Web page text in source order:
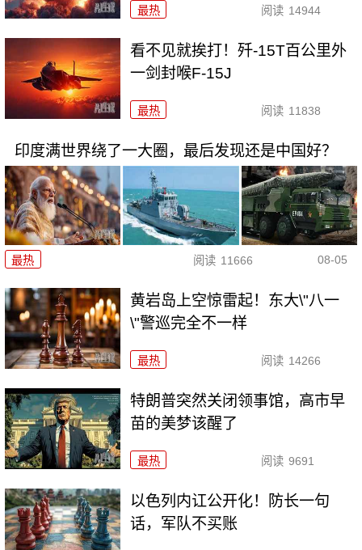
最热 阅读 14944
看不见就挨打！歼-15T百公里外
一剑封喉F-15J
最热 阅读 11838
印度满世界绕了一大圈，最后发现还是中国好？
最热 阅读 11666 08-05
黄岩岛上空惊雷起！东大\"八一
\"警巡完全不一样
最热 阅读 14266
特朗普突然关闭领事馆，高市早
苗的美梦该醒了
最热 阅读 9691
以色列内讧公开化！防长一句
话，军队不买账